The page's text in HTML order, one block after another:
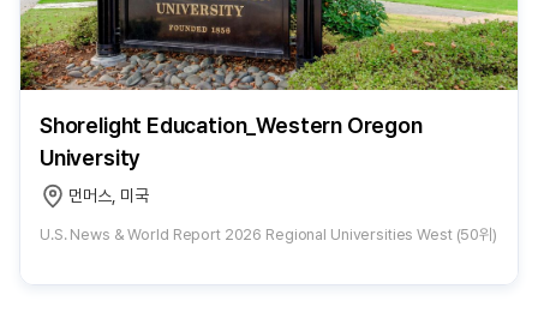
Shorelight Education_Western Oregon
University
먼머스, 미국
U.S. News & World Report 2026 Regional Universities West (50위)